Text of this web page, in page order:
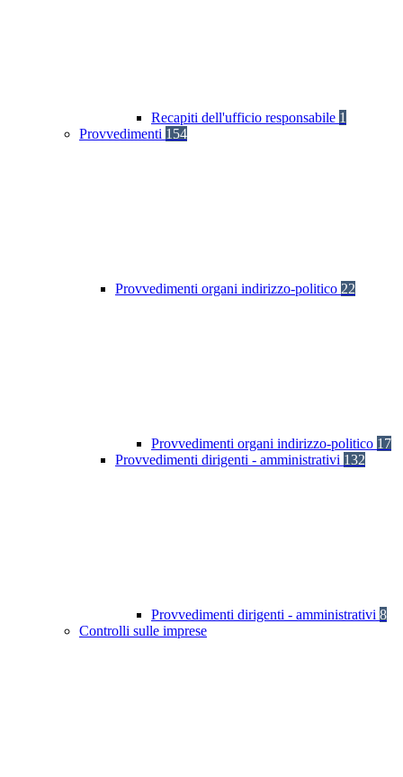
Recapiti dell'ufficio responsabile 1
Provvedimenti 154
Provvedimenti organi indirizzo-politico 22
Provvedimenti organi indirizzo-politico 17
Provvedimenti dirigenti - amministrativi 132
Provvedimenti dirigenti - amministrativi 8
Controlli sulle imprese